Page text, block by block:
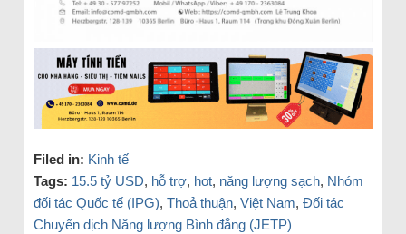
Filed in: Kinh tế
Tags: 15.5 tỷ USD, hỗ trợ, hot, năng lượng sạch, Nhóm
đối tác Quốc tế (IPG), Thoả thuận, Việt Nam, Đối tác
Chuyển dịch Năng lượng Bình đẳng (JETP)